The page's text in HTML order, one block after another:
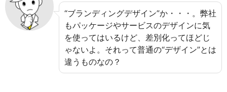
“ブランディングデザイン”か・・・。弊社
もパッケージやサービスのデザインに気
を使ってはいるけど、差別化ってほどじ
ゃないよ。それって普通の“デザイン”とは
違うものなの？